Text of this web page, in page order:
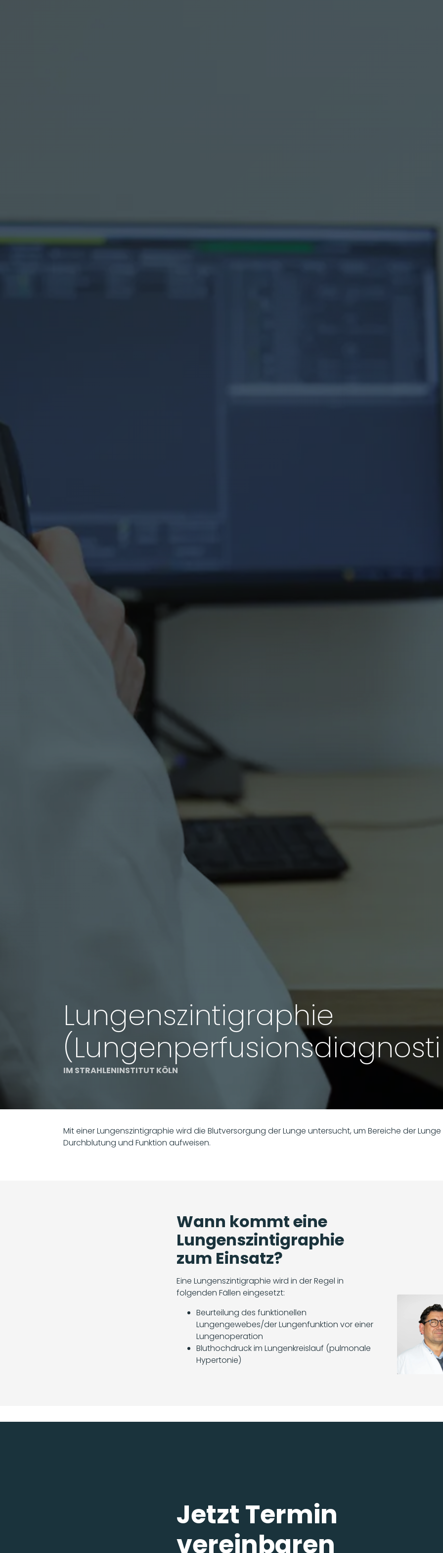
Lungenszintigraphie
IM STRAHLENINSTITUT KÖLN
Mit einer Lungenszintigraphie wird die Blutversorgung der Lunge untersucht, um Bereiche der
Durchblutung und Funktion aufweisen.
Wann kommt eine
Lungenszintigraphie
zum Einsatz?
Eine Lungenszintigraphie wird in der Regel in
folgenden Fällen eingesetzt:
Beurteilung des funktionellen
Lungengewebes/der Lungenfunktion vor einer
Lungenoperation
Bluthochdruck im Lungenkreislauf (pulmonale
Hypertonie)
Jetzt Termin
vereinbaren